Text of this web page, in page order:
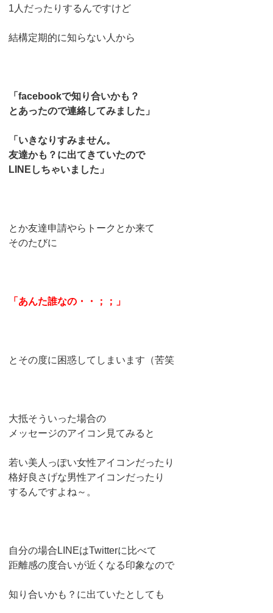
1人だったりするんですけど
結構定期的に知らない人から
「facebookで知り合いかも？
とあったので連絡してみました」
「いきなりすみません。
友達かも？に出てきていたので
LINEしちゃいました」
とか友達申請やらトークとか来て
そのたびに
「あんた誰なの・・；；」
とその度に困惑してしまいます（苦笑
大抵そういった場合の
メッセージのアイコン見てみると
若い美人っぽい女性アイコンだったり
格好良さげな男性アイコンだったり
するんですよね～。
自分の場合LINEはTwitterに比べて
距離感の度合いが近くなる印象なので
知り合いかも？に出ていたとしても